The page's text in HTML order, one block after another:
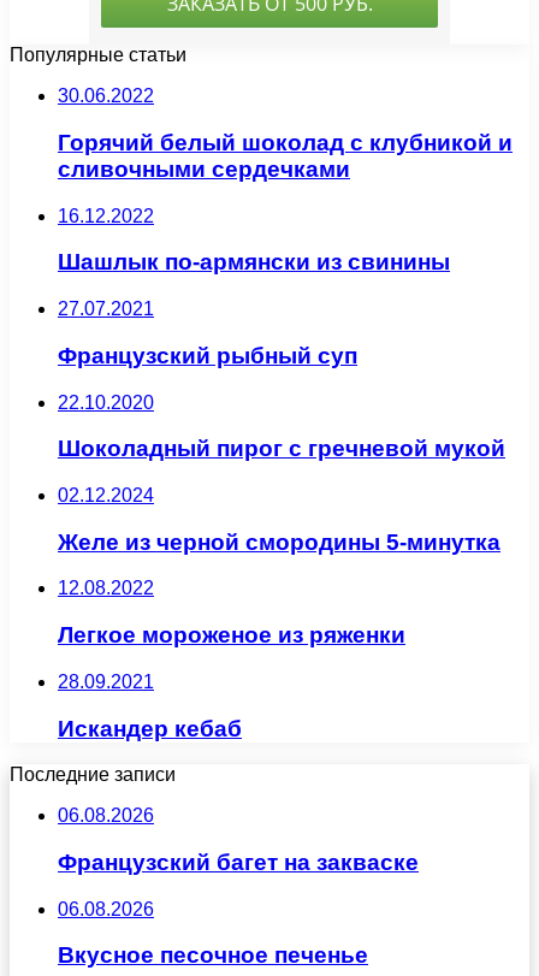
Популярные статьи
30.06.2022
Горячий белый шоколад с клубникой и
сливочными сердечками
16.12.2022
Шашлык по-армянски из свинины
27.07.2021
Французский рыбный суп
22.10.2020
Шоколадный пирог с гречневой мукой
02.12.2024
Желе из черной смородины 5-минутка
12.08.2022
Легкое мороженое из ряженки
28.09.2021
Искандер кебаб
Последние записи
06.08.2026
Французский багет на закваске
06.08.2026
Вкусное песочное печенье